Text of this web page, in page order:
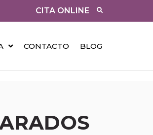
CITA ONLINE
CONTACTO BLOG